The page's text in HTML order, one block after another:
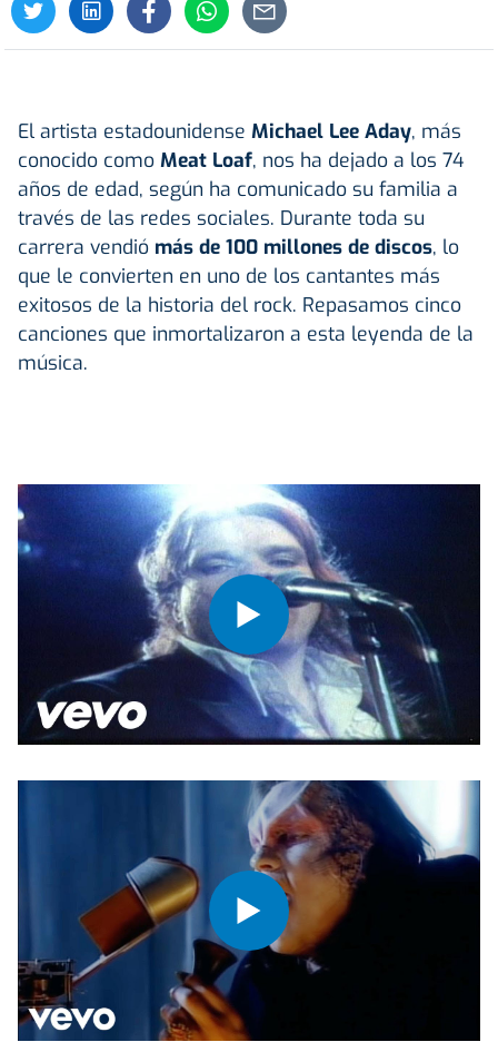
El artista estadounidense Michael Lee Aday, más
conocido como Meat Loaf, nos ha dejado a los 74
años de edad, según ha comunicado su familia a
través de las redes sociales. Durante toda su
carrera vendió más de 100 millones de discos, lo
que le convierten en uno de los cantantes más
exitosos de la historia del rock. Repasamos cinco
canciones que inmortalizaron a esta leyenda de la
música.